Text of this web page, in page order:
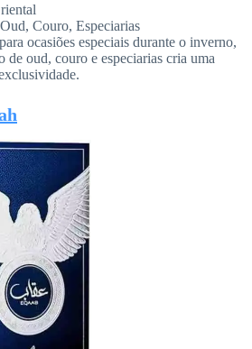
Oud, Couro, Especiarias
ocasiões especiais durante o inverno,
de oud, couro e especiarias cria uma